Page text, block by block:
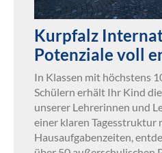
Kurpfalz
Potenziale voll
In Klassen mit höchstens
Schülern erhält Ihr Kind
unserer Lehrerinnen und
einer klaren Tagesstruktur
Hausaufgabenzeiten,